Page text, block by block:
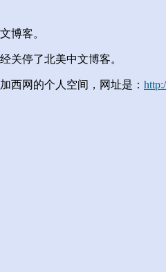
博客。
关停了北美中文博客。
西网的个人空间，网址是：